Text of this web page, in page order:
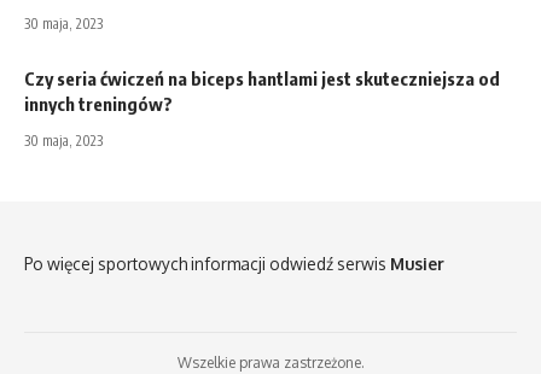
30 maja, 2023
Czy seria ćwiczeń na biceps hantlami jest skuteczniejsza od
innych treningów?
30 maja, 2023
Po więcej sportowych informacji odwiedź serwis Musier
Wszelkie prawa zastrzeżone.